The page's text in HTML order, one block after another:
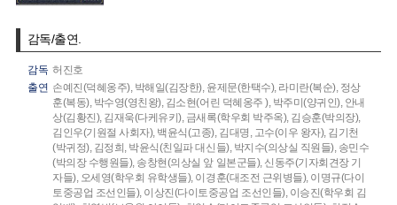
감독/출연.
감독 허진호
출연 손예진(덕혜옹주), 박해일(김장한), 윤제문(한택수), 라미란(복순), 정상
훈(복동), 박수영(영친왕), 김소현(어린 덕혜옹주 ), 박주미(양귀인), 안내
상(김황진), 김재욱(다케유키), 금새록(학우회 박주옥), 김승훈(박의장),
김인우(기원절 사회자), 백윤식(고종), 김대명, 고수(이우 왕자), 김기천
(박귀정), 김정희, 박윤식(친일파 대신들), 박지수(의상실 직원들), 송민수
(박의장 수행원들), 송창현(의상실 앞 일본군들), 신동주(기자회견장 기
자들), 오세영(학우회 유학생들), 이경훈(대조전 근위병들), 이명규(다이
토중공업 조선인들), 이상진(다이토중공업 조선인들), 이승진(학우회 김